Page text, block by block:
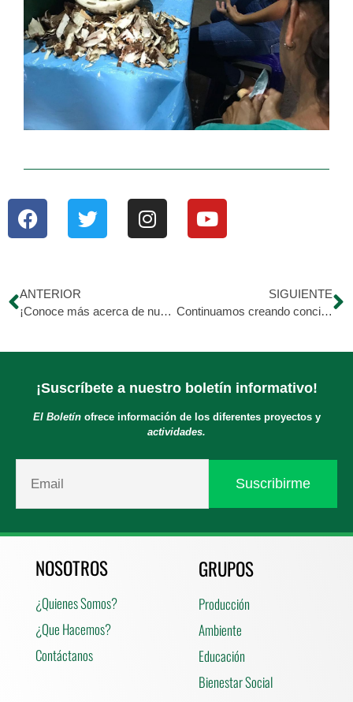
ANTERIOR
¡Conoce más acerca de nuestra labor!
SIGUIENTE
Continuamos creando conciencia en pro de los que no tienen voz
¡Suscríbete a nuestro boletín informativo!
El Boletínofrece información de los diferentes proyectos y
actividades.
NOSOTROS
¿Quienes Somos?
¿Que Hacemos?
Contáctanos
GRUPOS
Producción
Ambiente
Educación
Bienestar Social